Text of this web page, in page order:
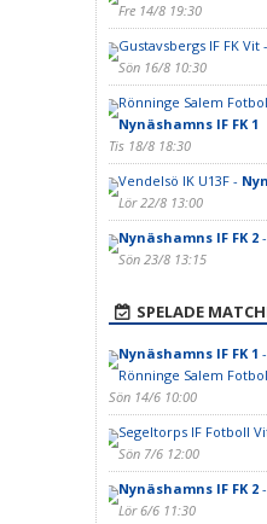
Fre 14/8 19:30
Gustavsbergs IF FK Vit -
Sön 16/8 10:30
Rönninge Salem
Nynäshamns IF FK 1
Tis 18/8 18:30
Vendelsö IK U13F -
Lör 22/8 13:00
Nynäshamns IF FK 2-
Sön 23/8 13:15
SPELADE
Nynäshamns IF FK 1 -
Rönninge Salem
Sön 14/6 10:00
Segeltorps IF Fotboll
Sön 7/6 12:00
Nynäshamns IF FK 2-
Lör 6/6 11:30